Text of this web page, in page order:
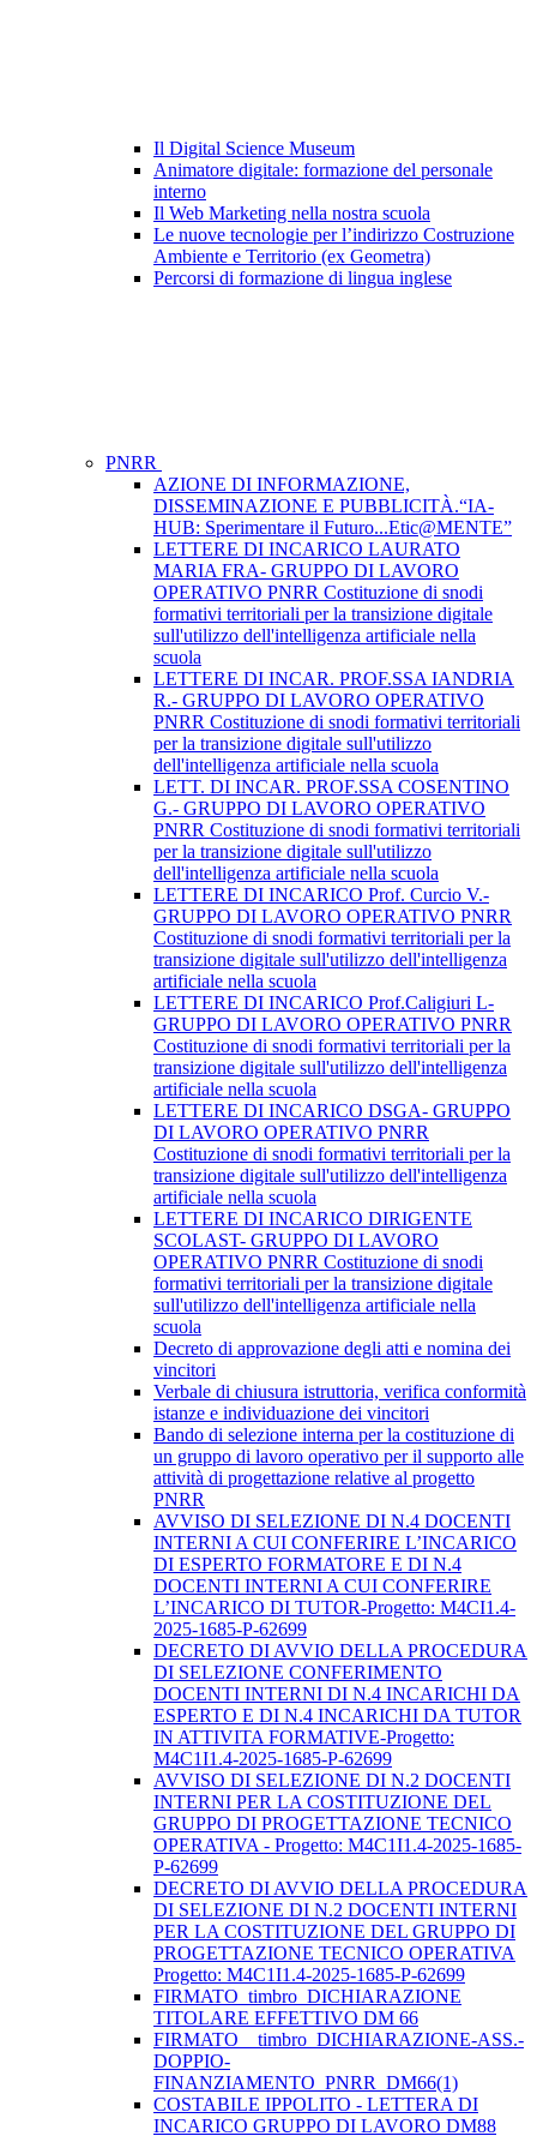
Il Digital Science Museum
Animatore digitale: formazione del personale
interno
Il Web Marketing nella nostra scuola
Le nuove tecnologie per l’indirizzo Costruzione
Ambiente e Territorio (ex Geometra)
Percorsi di formazione di lingua inglese
PNRR
AZIONE DI INFORMAZIONE,
DISSEMINAZIONE E PUBBLICITÀ.“IA-
HUB: Sperimentare il Futuro...Etic@MENTE”
LETTERE DI INCARICO LAURATO
MARIA FRA- GRUPPO DI LAVORO
OPERATIVO PNRR Costituzione di snodi
formativi territoriali per la transizione digitale
sull'utilizzo dell'intelligenza artificiale nella
scuola
LETTERE DI INCAR. PROF.SSA IANDRIA
R.- GRUPPO DI LAVORO OPERATIVO
PNRR Costituzione di snodi formativi territoriali
per la transizione digitale sull'utilizzo
dell'intelligenza artificiale nella scuola
LETT. DI INCAR. PROF.SSA COSENTINO
G.- GRUPPO DI LAVORO OPERATIVO
PNRR Costituzione di snodi formativi territoriali
per la transizione digitale sull'utilizzo
dell'intelligenza artificiale nella scuola
LETTERE DI INCARICO Prof. Curcio V.-
GRUPPO DI LAVORO OPERATIVO PNRR
Costituzione di snodi formativi territoriali per la
transizione digitale sull'utilizzo dell'intelligenza
artificiale nella scuola
LETTERE DI INCARICO Prof.Caligiuri L-
GRUPPO DI LAVORO OPERATIVO PNRR
Costituzione di snodi formativi territoriali per la
transizione digitale sull'utilizzo dell'intelligenza
artificiale nella scuola
LETTERE DI INCARICO DSGA- GRUPPO
DI LAVORO OPERATIVO PNRR
Costituzione di snodi formativi territoriali per la
transizione digitale sull'utilizzo dell'intelligenza
artificiale nella scuola
LETTERE DI INCARICO DIRIGENTE
SCOLAST- GRUPPO DI LAVORO
OPERATIVO PNRR Costituzione di snodi
formativi territoriali per la transizione digitale
sull'utilizzo dell'intelligenza artificiale nella
scuola
Decreto di approvazione degli atti e nomina dei
vincitori
Verbale di chiusura istruttoria, verifica conformità
istanze e individuazione dei vincitori
Bando di selezione interna per la costituzione di
un gruppo di lavoro operativo per il supporto alle
attività di progettazione relative al progetto
PNRR
AVVISO DI SELEZIONE DI N.4 DOCENTI
INTERNI A CUI CONFERIRE L’INCARICO
DI ESPERTO FORMATORE E DI N.4
DOCENTI INTERNI A CUI CONFERIRE
L’INCARICO DI TUTOR-Progetto: M4CI1.4-
2025-1685-P-62699
DECRETO DI AVVIO DELLA PROCEDURA
DI SELEZIONE CONFERIMENTO
DOCENTI INTERNI DI N.4 INCARICHI DA
ESPERTO E DI N.4 INCARICHI DA TUTOR
IN ATTIVITA FORMATIVE-Progetto:
M4C1I1.4-2025-1685-P-62699
AVVISO DI SELEZIONE DI N.2 DOCENTI
INTERNI PER LA COSTITUZIONE DEL
GRUPPO DI PROGETTAZIONE TECNICO
OPERATIVA - Progetto: M4C1I1.4-2025-1685-
P-62699
DECRETO DI AVVIO DELLA PROCEDURA
DI SELEZIONE DI N.2 DOCENTI INTERNI
PER LA COSTITUZIONE DEL GRUPPO DI
PROGETTAZIONE TECNICO OPERATIVA
Progetto: M4C1I1.4-2025-1685-P-62699
FIRMATO_timbro_DICHIARAZIONE
TITOLARE EFFETTIVO DM 66
FIRMATO__timbro_DICHIARAZIONE-ASS.-
DOPPIO-
FINANZIAMENTO_PNRR_DM66(1)
COSTABILE IPPOLITO - LETTERA DI
INCARICO GRUPPO DI LAVORO DM88